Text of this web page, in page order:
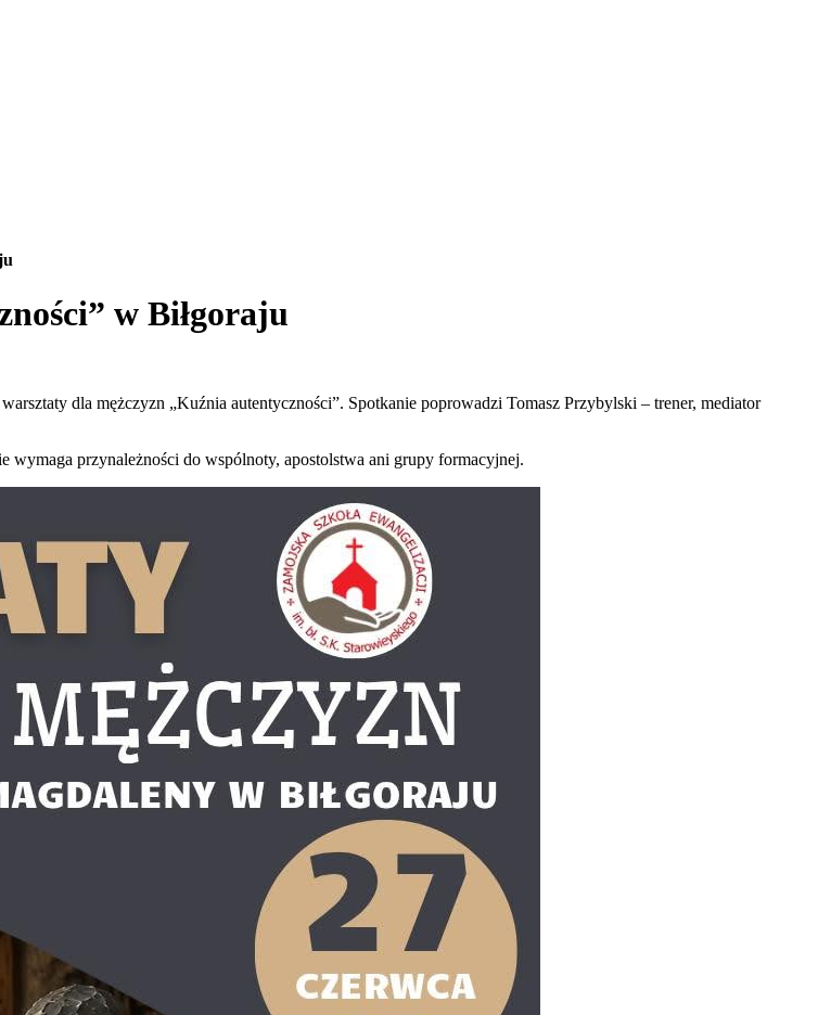
w Biłgoraju
dla mężczyzn „Kuźnia autentyczności”. Spotkanie poprowadzi Tomasz Przybylski – trener, mediator
przynależności do wspólnoty, apostolstwa ani grupy formacyjnej.